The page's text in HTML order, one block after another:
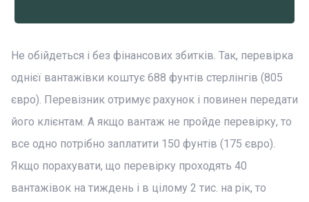
Не обійдеться і без фінансових збитків. Так, перевірка
однієї вантажівки коштує 688 фунтів стерлінгів (805
євро). Перевізник отримує рахунок і повинен передати
його клієнтам. А якщо вантаж не пройде перевірку, то
все одно потрібно заплатити 150 фунтів (175 євро).
Якщо порахувати, що перевірку проходять 40
вантажівок на тиждень і в цілому 2 тис. на рік, то